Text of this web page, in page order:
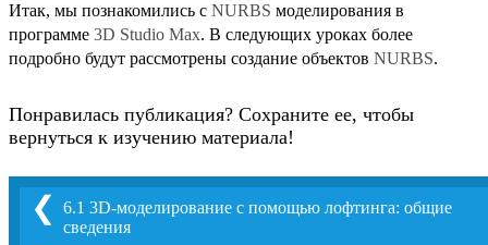
Итак, мы познакомились с NURBS моделирования в
программе 3D Studio Max. В следующих уроках более
подробно будут рассмотрены создание объектов NURBS.
Понравилась публикация? Сохраните ее, чтобы
вернуться к изучению материала!
❮
6.1 3D-моделирование с помощью лофтинга: общие
сведения